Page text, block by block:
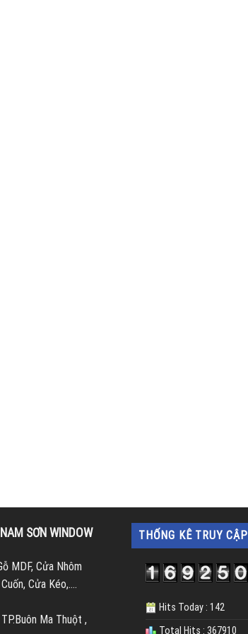
SƠN WINDOW
MDF, Cửa Nhôm
Cửa Kéo,….
Ma Thuột ,
THỐNG KÊ TRUY CẬP
Hits Today : 142
Total Hits : 367910